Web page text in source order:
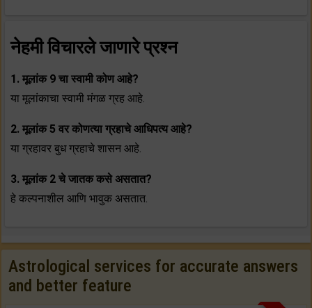
नेहमी विचारले जाणारे प्रश्न
1. मूलांक 9 चा स्‍वामी कोण आहे?
या मूलांकाचा स्‍वामी मंगळ ग्रह आहे.
2. मूलांक 5 वर कोणत्या ग्रहाचे आधिपत्‍य आहे?
या ग्रहावर बुध ग्रहाचे शासन आहे.
3. मूलांक 2 चे जातक कसे असतात?
हे कल्‍पनाशील आणि भावुक असतात.
Astrological services for accurate answers
and better feature